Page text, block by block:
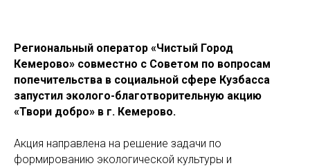
Региональный оператор «Чистый Город
Кемерово» совместно с Советом по вопросам
попечительства в социальной сфере Кузбасса
запустил эколого-благотворительную акцию
«Твори добро» в г. Кемерово.
Акция направлена на решение задачи по
формированию экологической культуры и